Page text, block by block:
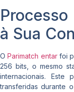
à Sua
OParimatch entarfoi
256 bits, o mesmo
internacionais. Este
transferidas durante